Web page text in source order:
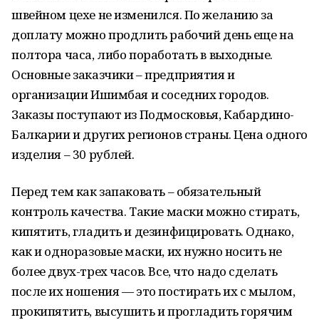
швейном цехе не изменился. По желанию за
доплату можно продлить рабочий день еще на
полтора часа, либо поработать в выходные.
Основные заказчики – предприятия и
организации Ишимбая и соседних городов.
Заказы поступают из Подмосковья, Кабардино-
Балкарии и других регионов страны. Цена одного
изделия – 30 рублей.
Перед тем как запаковать – обязательный
контроль качества. Такие маски можно стирать,
кипятить, гладить и дезинфицировать. Однако,
как и одноразовые маски, их нужно носить не
более двух-трех часов. Все, что надо сделать
после их ношения — это постирать их с мылом,
прокипятить, высушить и прогладить горячим